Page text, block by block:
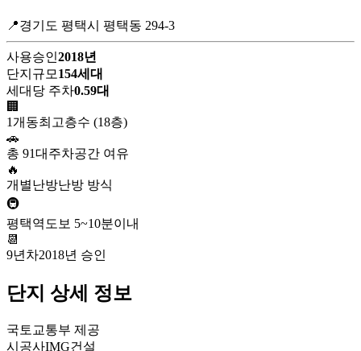
📍경기도 평택시 평택동 294-3
사용승인2018년
단지규모 154세대
세대당 주차0.59대
🏢
1개동최고층수 (18층)
🚗
총 91대 주차공간 여유
🔥
개별난방난방 방식
🚇
평택역 도보 5~10분이내
📆
9년차2018년 승인
단지 상세 정보
국토교통부 제공
시공사IMG건설